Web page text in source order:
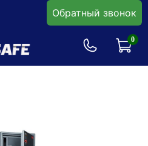
Обратный звонок
0